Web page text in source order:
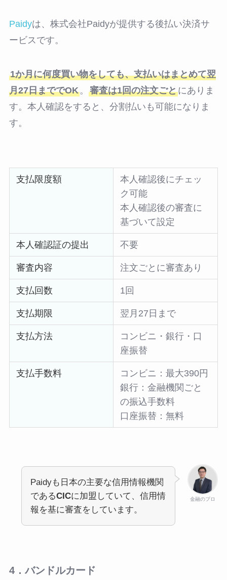
Paidyは、株式会社Paidyが提供する後払い決済サ
ービスです。
1か月に何度買い物をしても、支払いはまとめて翌
月27日まででOK。 審査は1回の注文ごとにありま
す。本人確認をすると、分割払いも可能になりま
す。
支払限度額
本人確認後にチェッ
ク可能
本人確認後の審査に
基づいて設定
本人確認証の提出 不要
審査内容 注文ごとに審査あり
支払回数 1回
支払期限 翌月27日まで
支払方法
コンビニ・銀行・口
座振替
支払手数料
コンビニ：最大390円
銀行：金融機関ごと
の振込手数料
口座振替：無料
金融のプロ
Paidyも日本の主要な信用情報機関
であるCICに加盟していて、信用情
報を基に審査をしています。
4．バンドルカード